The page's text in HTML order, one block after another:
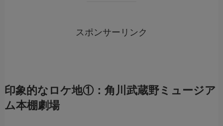
スポンサーリンク
印象的なロケ地①：角川武蔵野ミュージア
ム本棚劇場